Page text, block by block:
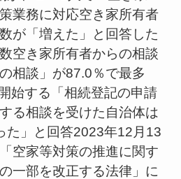
業務に対応空き家所有者
が「増えた」と回答した
空き家所有者からの相談
相談」が87.0％で最多
始する「相続登記の申請
る相談を受けた自治体は
た」と回答2023年12月13
空家等対策の推進に関す
一部を改正する法律」に